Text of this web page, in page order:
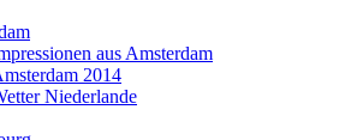
aus Amsterdam
2014
Niederlande